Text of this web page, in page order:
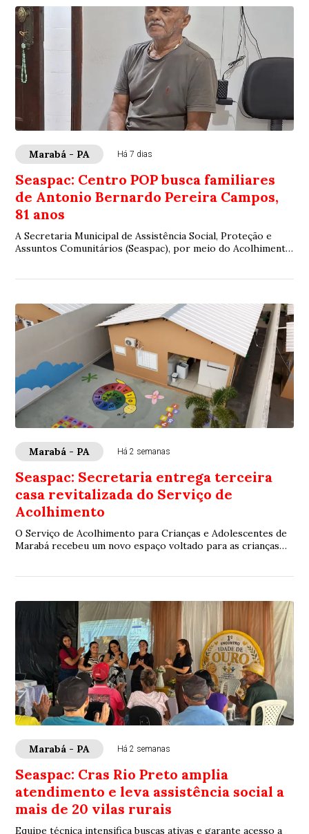
Marabá - PA Há 7 dias
Seaspac: Centro POP busca familiares
de Antonio Bernardo Pereira Campos,
81 anos
A Secretaria Municipal de Assistência Social, Proteção e
Assuntos Comunitários (Seaspac), por meio do Acolhimento
Marabá - PA Há 2 semanas
Seaspac: Secretaria entrega terceira
casa revitalizada do Serviço de
Acolhimento
O Serviço de Acolhimento para Crianças e Adolescentes de
Marabá recebeu um novo espaço voltado para as crianças
Marabá - PA Há 2 semanas
Seaspac: Cras Rio Preto amplia
atendimento e leva assistência social a
mais de 20 vilas rurais
Equipe técnica intensifica buscas ativas e garante acesso a